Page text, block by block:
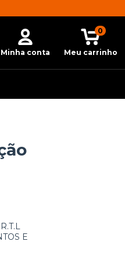
Minha conta Meu carrinho
0
E